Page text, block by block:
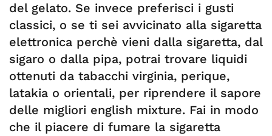
del gelato. Se invece preferisci i gusti
classici, o se ti sei avvicinato alla sigaretta
elettronica perchè vieni dalla sigaretta, dal
sigaro o dalla pipa, potrai trovare liquidi
ottenuti da tabacchi virginia, perique,
latakia o orientali, per riprendere il sapore
delle migliori english mixture. Fai in modo
che il piacere di fumare la sigaretta